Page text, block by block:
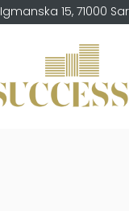
Igmanska 15, 71000